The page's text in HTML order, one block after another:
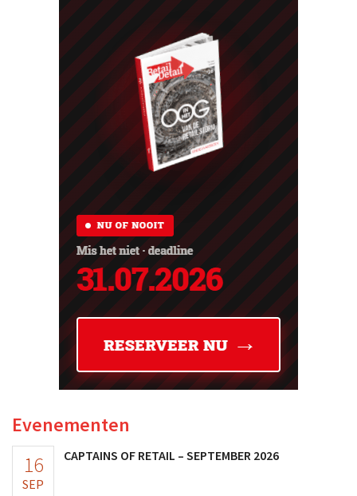
Evenementen
16
SEP
CAPTAINS OF RETAIL – SEPTEMBER 2026